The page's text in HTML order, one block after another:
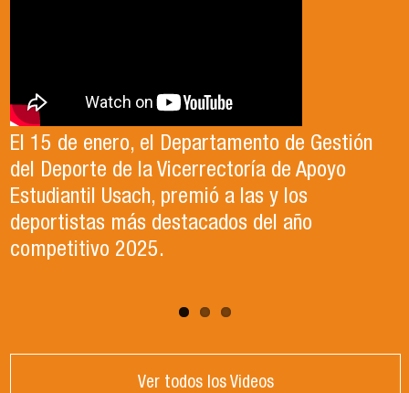
El 15 de enero, el Departamento de Gestión
del Deporte de la Vicerrectoría de Apoyo
Estudiantil Usach, premió a las y los
deportistas más destacados del año
competitivo 2025.
En este segundo capítulo conoceremos el
Proyecto Ludo Inclusión, liderado por el
profesor Claudio Farías y estudiantes de
Pedagogía en Educación Física de la Facultad
de Ciencias Médicas de la Uni
Te invitamos a revisar el video de nuestro
candidato , el Dr. Celso Sanchez para el cargo
de Director de Escuela período 2025-2026.
Ver todos los Videos